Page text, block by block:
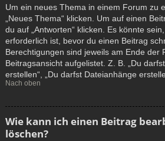
Um ein neues Thema in einem Forum zu
„Neues Thema“ klicken. Um auf einen
du auf „Antworten“ klicken. Es könnte
erforderlich ist, bevor du einen Beitrag
Berechtigungen sind jeweils am Ende der
Beitragsansicht aufgelistet. Z. B. „Du
erstellen“, „Du darfst Dateianhänge
Nach oben
Wie kann ich einen Beitrag
löschen?